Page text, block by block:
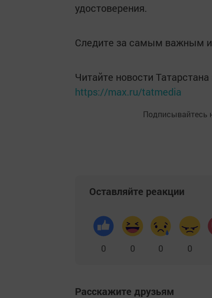
удостоверения.
Следите за самым важным
Читайте новости
https://max.ru/tatmedia
Подписывайтесь
Оставляйте реакции
0 0 0 0
Расскажите друзьям